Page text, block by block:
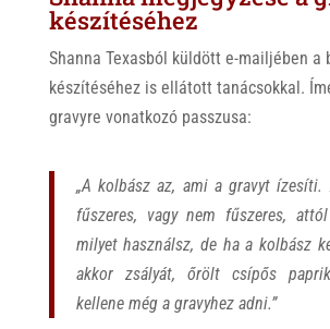
készítéséhez
Shanna Texasból küldött e-mailjében a
készítéséhez is ellátott tanácsokkal.
gravyre vonatkozó passzusa:
„A kolbász az, ami a gravyt
fűszeres, vagy nem fűszeres,
milyet használsz, de ha a kolbász
akkor zsályát, őrölt csípős
kellene még a gravyhez adni.”